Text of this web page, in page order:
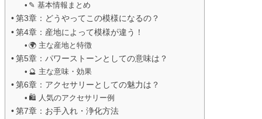
✎ 基本情報まとめ
第3章：どうやってこの模様になるの？
第4章：産地によって模様が違う！
🌍 主な産地と特徴
第5章：パワーストーンとしての意味は？
🔮 主な意味・効果
第6章：アクセサリーとしての魅力は？
🛍 人気のアクセサリー例
第7章：お手入れ・浄化方法